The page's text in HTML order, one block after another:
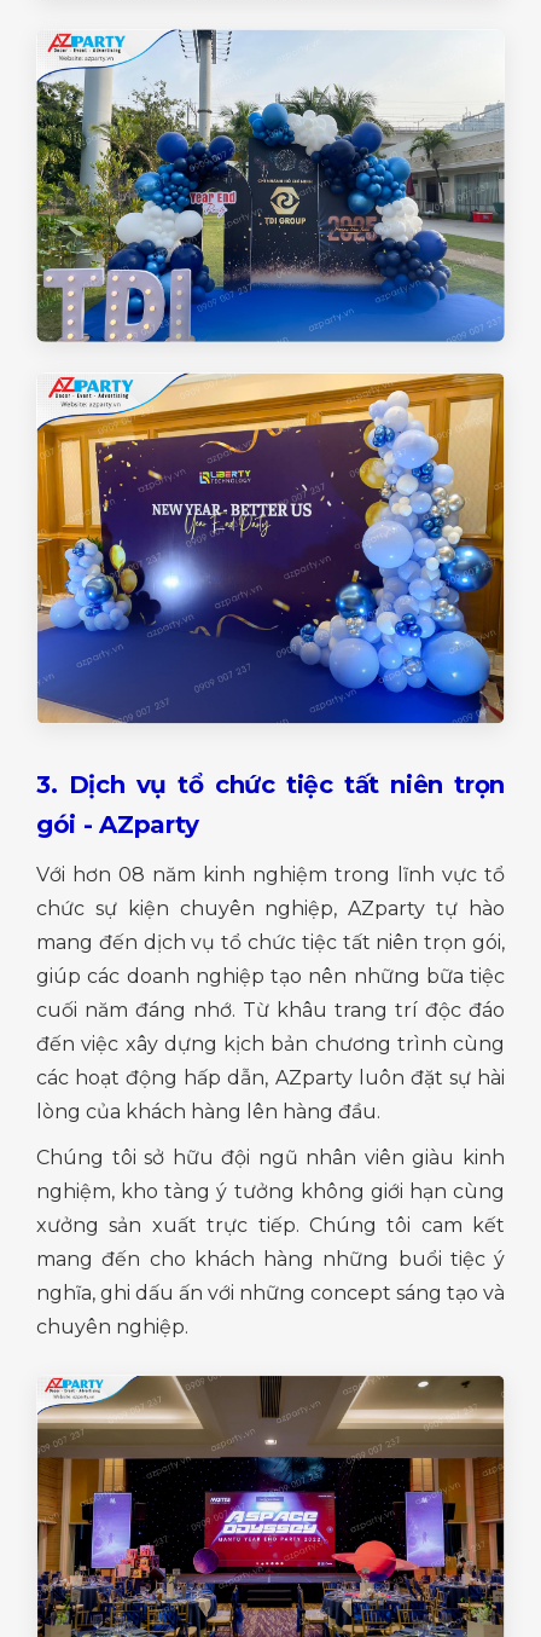
3. Dịch vụ tổ chức tiệc tất niên trọn
gói - AZparty
Với hơn 08 năm kinh nghiệm trong lĩnh vực tổ
chức sự kiện chuyên nghiệp, AZparty tự hào
mang đến dịch vụ tổ chức tiệc tất niên trọn gói,
giúp các doanh nghiệp tạo nên những bữa tiệc
cuối năm đáng nhớ. Từ khâu trang trí độc đáo
đến việc xây dựng kịch bản chương trình cùng
các hoạt động hấp dẫn, AZparty luôn đặt sự hài
lòng của khách hàng lên hàng đầu.
Chúng tôi sở hữu đội ngũ nhân viên giàu kinh
nghiệm, kho tàng ý tưởng không giới hạn cùng
xưởng sản xuất trực tiếp. Chúng tôi cam kết
mang đến cho khách hàng những buổi tiệc ý
nghĩa, ghi dấu ấn với những concept sáng tạo và
chuyên nghiệp.